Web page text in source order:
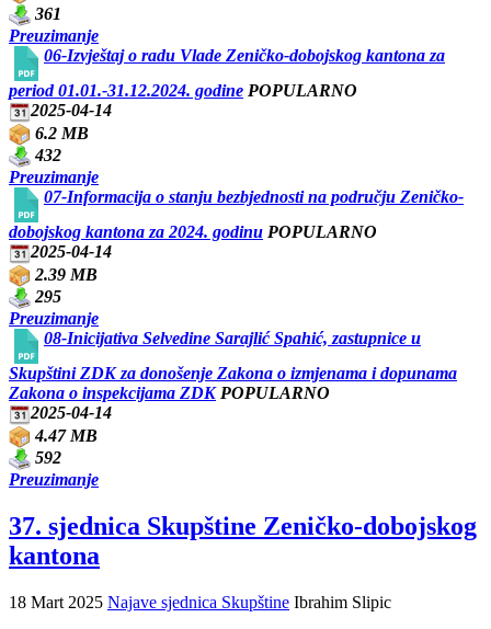
361
Preuzimanje
06-Izvještaj o radu Vlade Zeničko-dobojskog kantona za
period 01.01.-31.12.2024. godine POPULARNO
2025-04-14
6.2 MB
432
Preuzimanje
07-Informacija o stanju bezbjednosti na području Zeničko-
dobojskog kantona za 2024. godinu POPULARNO
2025-04-14
2.39 MB
295
Preuzimanje
08-Inicijativa Selvedine Sarajlić Spahić, zastupnice u
Skupštini ZDK za donošenje Zakona o izmjenama i dopunama
Zakona o inspekcijama ZDK POPULARNO
2025-04-14
4.47 MB
592
Preuzimanje
37. sjednica Skupštine Zeničko-dobojskog
kantona
18 Mart 2025 Najave sjednica Skupštine Ibrahim Slipic